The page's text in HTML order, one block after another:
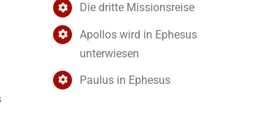
Die dritte Missionsreise
Apollos wird in Ephesus
unterwiesen
Paulus in Ephesus